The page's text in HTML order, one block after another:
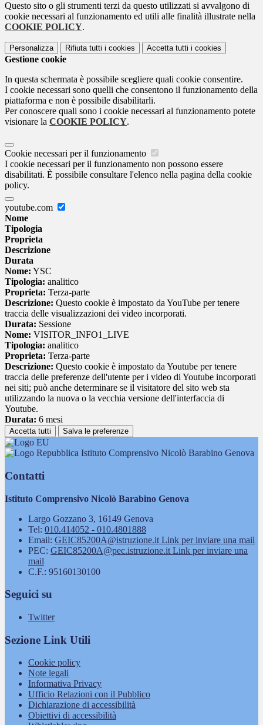
Questo sito o gli strumenti terzi da questo utilizzati si avvalgono di
cookie necessari al funzionamento ed utili alle finalità illustrate nella
COOKIE POLICY.
Personalizza Rifiuta tutti i cookies Accetta tutti i cookies
Gestione cookie
In questa schermata è possibile scegliere quali cookie consentire.
I cookie necessari sono quelli che consentono il funzionamento della
piattaforma e non è possibile disabilitarli.
Per conoscere quali sono i cookie necessari al funzionamento potete
visionare la COOKIE POLICY.
Cookie necessari per il funzionamento
I cookie necessari per il funzionamento non possono essere
disabilitati. È possibile consultare l'elenco nella pagina della cookie
policy.
youtube.com
Nome
Tipologia
Proprieta
Descrizione
Durata
Nome: YSC
Tipologia: analitico
Proprieta: Terza-parte
Descrizione: Questo cookie è impostato da YouTube per tenere
traccia delle visualizzazioni dei video incorporati.
Durata: Sessione
Nome: VISITOR_INFO1_LIVE
Tipologia: analitico
Proprieta: Terza-parte
Descrizione: Questo cookie è impostato da Youtube per tenere
traccia delle preferenze dell'utente per i video di Youtube incorporati
nei siti; può anche determinare se il visitatore del sito web sta
utilizzando la nuova o la vecchia versione dell'interfaccia di
Youtube.
Durata: 6 mesi
Accetta tutti Salva le preferenze
Istituto Comprensivo Nicolò Barabino Genova
Contatti
Istituto Comprensivo Nicolò Barabino Genova
Largo Gozzano 3, 16149 Genova
Tel: 010.414052 - 010.4801888
Email: GEIC85200A@istruzione.it Link per inviare una mail
PEC: GEIC85200A@pec.istruzione.it Link per inviare una
mail
C.F.: 95160130100
Seguici su
Twitter
Sezione Link Utili
Cookie policy
Note legali
Informativa Privacy
Ufficio Relazioni con il Pubblico
Dichiarazione di accessibilità
Obiettivi di accessibilità